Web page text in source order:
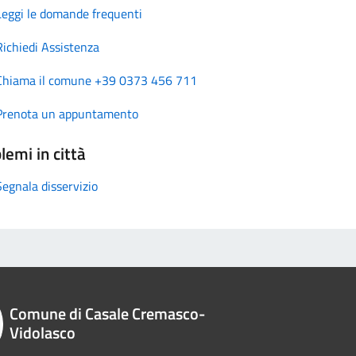
le domande frequenti
Assistenza
il comune +39 0373 456 711
un appuntamento
in città
disservizio
Comune di Casale Cremasco-
Vidolasco